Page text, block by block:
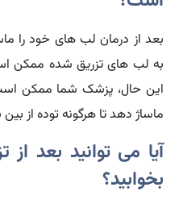
بعد از درمان لب های خود را
به لب های تزریق شده ممکن
این حال، پزشک شما ممکن
ماساژ دهد تا هرگونه توده از بین
آیا می توانید بعد از
بخوابید؟